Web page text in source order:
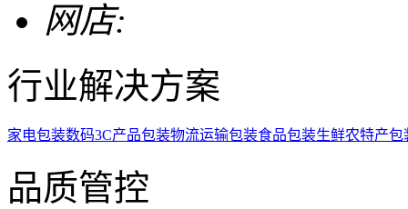
网店:
行业解决方案
家电包装数码3C产品包装物流运输包装食品包装生鲜农特产包
品质管控